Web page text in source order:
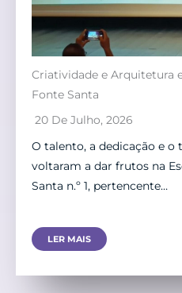
Criatividade e Arquitetura
Fonte Santa
20 De Julho, 2026
O talento, a dedicação e o
voltaram a dar frutos na
Santa n.º 1, pertencente…
LER MAIS